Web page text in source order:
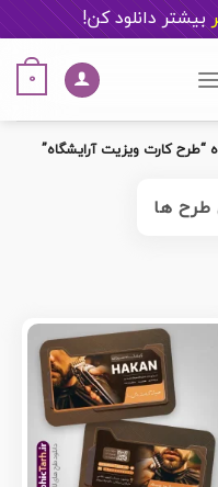
بیشتر دانلود کن!
0
کارت ویزیت آرایشگاه”
طرح ها